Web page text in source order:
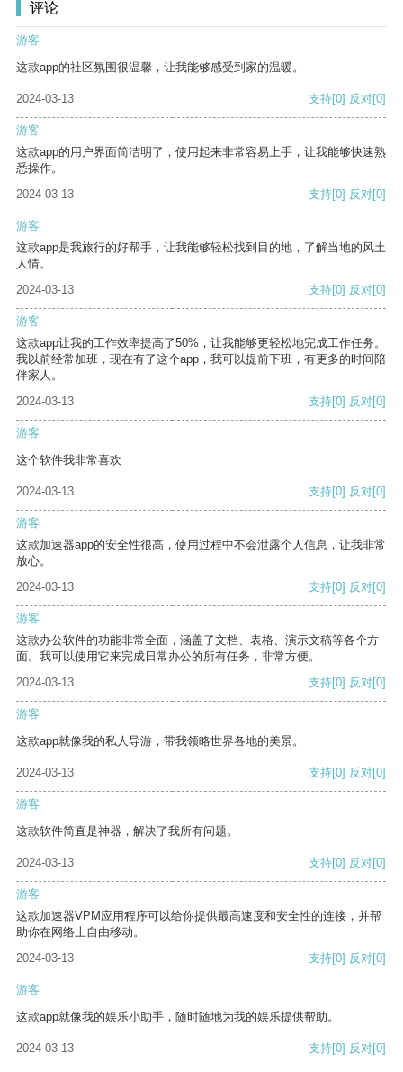
评论
游客
这款app的社区氛围很温馨，让我能够感受到家的温暖。
2024-03-13 支持[0] 反对[0]
游客
这款app的用户界面简洁明了，使用起来非常容易上手，让我能够快速熟
悉操作。
2024-03-13
支持[0] 反对[0]
游客
这款app是我旅行的好帮手，让我能够轻松找到目的地，了解当地的风土
人情。
2024-03-13
支持[0] 反对[0]
游客
这款app让我的工作效率提高了50%，让我能够更轻松地完成工作任务。
我以前经常加班，现在有了这个app，我可以提前下班，有更多的时间陪
伴家人。
2024-03-13
支持[0] 反对[0]
游客
这个软件我非常喜欢
2024-03-13 支持[0] 反对[0]
游客
这款加速器app的安全性很高，使用过程中不会泄露个人信息，让我非常
放心。
2024-03-13
支持[0] 反对[0]
游客
这款办公软件的功能非常全面，涵盖了文档、表格、演示文稿等各个方
面。我可以使用它来完成日常办公的所有任务，非常方便。
2024-03-13
支持[0] 反对[0]
游客
这款app就像我的私人导游，带我领略世界各地的美景。
2024-03-13 支持[0] 反对[0]
游客
这款软件简直是神器，解决了我所有问题。
2024-03-13 支持[0] 反对[0]
游客
这款加速器VPM应用程序可以给你提供最高速度和安全性的连接，并帮
助你在网络上自由移动。
2024-03-13
支持[0] 反对[0]
游客
这款app就像我的娱乐小助手，随时随地为我的娱乐提供帮助。
2024-03-13 支持[0] 反对[0]